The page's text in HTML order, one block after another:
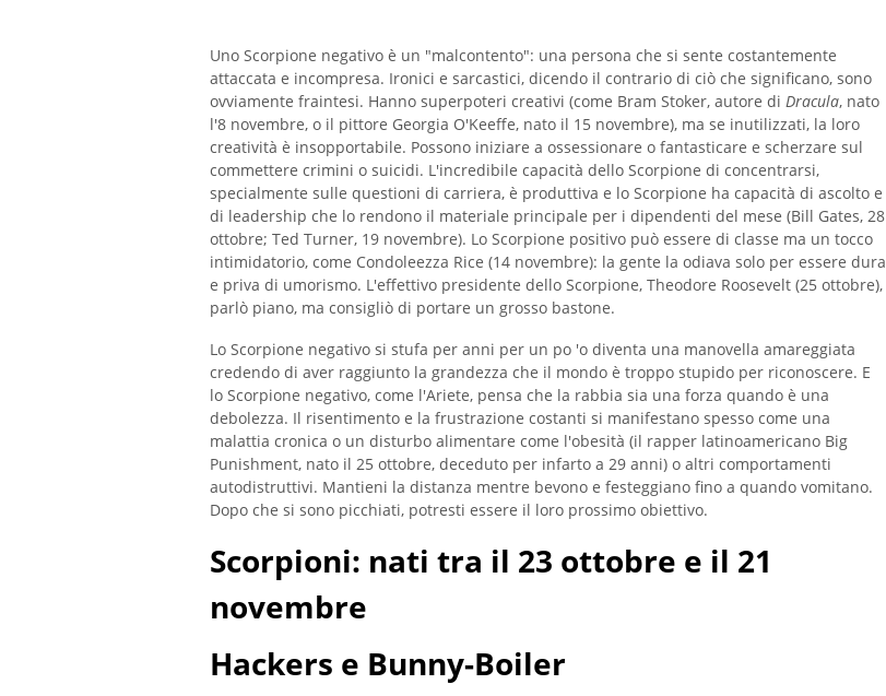
Uno Scorpione negativo è un "malcontento": una persona che si sente costantemente
attaccata e incompresa. Ironici e sarcastici, dicendo il contrario di ciò che significano, sono
ovviamente fraintesi. Hanno superpoteri creativi (come Bram Stoker, autore di Dracula, nato
l'8 novembre, o il pittore Georgia O'Keeffe, nato il 15 novembre), ma se inutilizzati, la loro
creatività è insopportabile. Possono iniziare a ossessionare o fantasticare e scherzare sul
commettere crimini o suicidi. L'incredibile capacità dello Scorpione di concentrarsi,
specialmente sulle questioni di carriera, è produttiva e lo Scorpione ha capacità di ascolto e
di leadership che lo rendono il materiale principale per i dipendenti del mese (Bill Gates, 28
ottobre; Ted Turner, 19 novembre). Lo Scorpione positivo può essere di classe ma un tocco
intimidatorio, come Condoleezza Rice (14 novembre): la gente la odiava solo per essere dura
e priva di umorismo. L'effettivo presidente dello Scorpione, Theodore Roosevelt (25 ottobre),
parlò piano, ma consigliò di portare un grosso bastone.
Lo Scorpione negativo si stufa per anni per un po 'o diventa una manovella amareggiata
credendo di aver raggiunto la grandezza che il mondo è troppo stupido per riconoscere. E
lo Scorpione negativo, come l'Ariete, pensa che la rabbia sia una forza quando è una
debolezza. Il risentimento e la frustrazione costanti si manifestano spesso come una
malattia cronica o un disturbo alimentare come l'obesità (il rapper latinoamericano Big
Punishment, nato il 25 ottobre, deceduto per infarto a 29 anni) o altri comportamenti
autodistruttivi. Mantieni la distanza mentre bevono e festeggiano fino a quando vomitano.
Dopo che si sono picchiati, potresti essere il loro prossimo obiettivo.
Scorpioni: nati tra il 23 ottobre e il 21
novembre
Hackers e Bunny-Boiler